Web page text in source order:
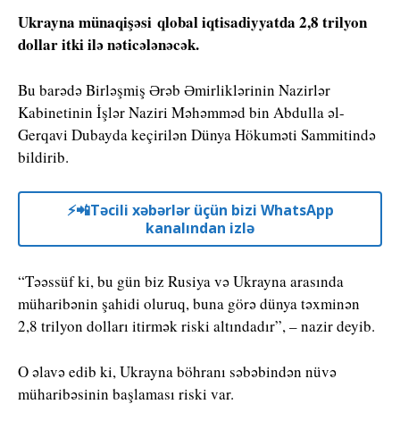
Ukrayna münaqişəsi qlobal iqtisadiyyatda 2,8 trilyon
dollar itki ilə nəticələnəcək.
Bu barədə Birləşmiş Ərəb Əmirliklərinin Nazirlər
Kabinetinin İşlər Naziri Məhəmməd bin Abdulla əl-
Gerqavi Dubayda keçirilən Dünya Hökuməti Sammitində
bildirib.
⚡️📲Təcili xəbərlər üçün bizi WhatsApp
kanalından izlə
“Təəssüf ki, bu gün biz Rusiya və Ukrayna arasında
müharibənin şahidi oluruq, buna görə dünya təxminən
2,8 trilyon dolları itirmək riski altındadır”, – nazir deyib.
O əlavə edib ki, Ukrayna böhranı səbəbindən nüvə
müharibəsinin başlaması riski var.